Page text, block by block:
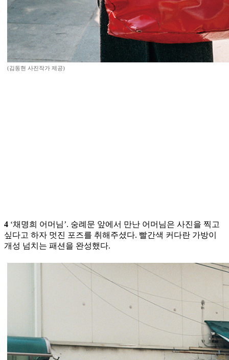
(김동현 사진작가 제공)
4 ‘채명희 어머님’. 숭례문 앞에서 만난 어머님은 사진을 찍고
싶다고 하자 멋진 포즈를 취해주셨다. 빨간색 커다란 가방이
개성 넘치는 패션을 완성했다.